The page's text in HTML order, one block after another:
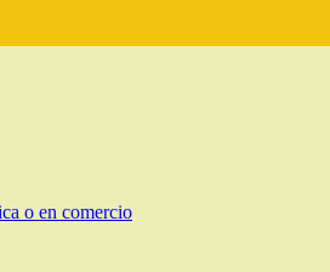
o en comercio